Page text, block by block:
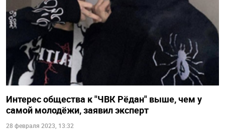
Интерес общества к "ЧВК Рёдан" выше, чем у
самой молодёжи, заявил эксперт
28 февраля 2023, 13:32